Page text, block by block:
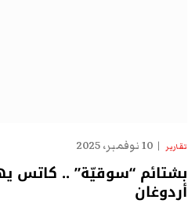
تقارير 10 نوفمبر، 2025
بشتائم “سوقيّة” .. كاتس
أردوغان